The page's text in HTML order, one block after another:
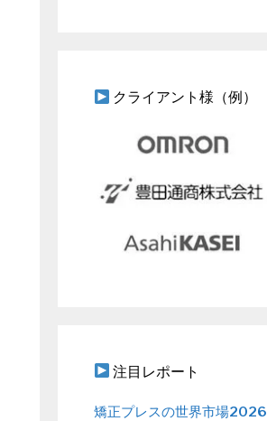
クライアント様（例）
注目レポート
矯正プレスの世界市場2026